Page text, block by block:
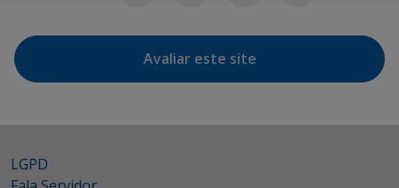
Avaliar este site
LGPD